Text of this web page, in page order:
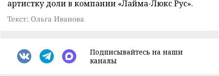
артистку доли в компании «Лайма-Люкс Рус».
Текст: Ольга Иванова
Подписывайтесь на наши
каналы